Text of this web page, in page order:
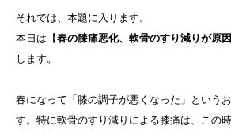
それでは、本題に入ります。
本日は【春の膝痛悪化、軟骨のすり減りが原
します。
春になって「膝の調子が悪くなった」という
す。特に軟骨のすり減りによる膝痛は、この